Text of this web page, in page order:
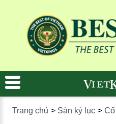
Trang chủ > Sàn kỷ lục >